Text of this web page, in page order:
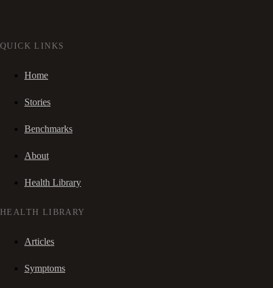
QUICK LINKS
Home
Stories
Benchmarks
About
Health Library
HEALTH LIBRARY
Articles
Symptoms